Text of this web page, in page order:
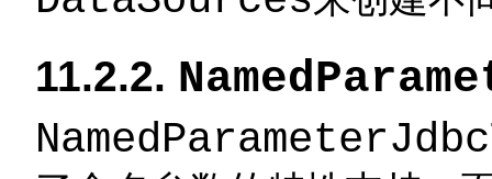
11.2.2.